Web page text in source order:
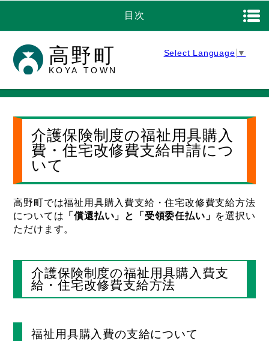
高野町
KOYA TOWN
Select Language ▼
目次
介護保険制度の福祉用具購入
費・住宅改修費支給申請につ
いて
高野町では福祉用具購入費支給・住宅改修費支給方法
については 「償還払い」と「受領委任払い」 を選択い
ただけます。
介護保険制度の福祉用具購入費支
給・住宅改修費支給方法
福祉用具購入費の支給について